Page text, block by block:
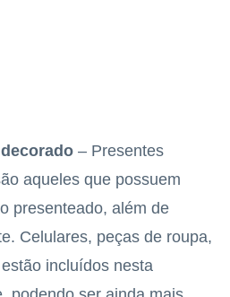
– Presentes
aqueles que possuem
presenteado, além de
Celulares, peças de roupa,
incluídos nesta